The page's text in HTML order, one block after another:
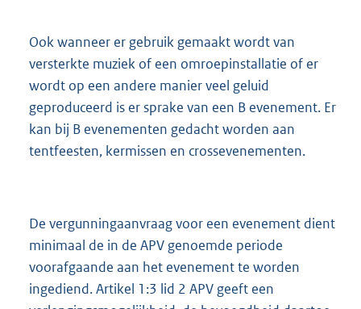
Ook wanneer er gebruik gemaakt wordt van
versterkte muziek of een omroepinstallatie of er
wordt op een andere manier veel geluid
geproduceerd is er sprake van een B evenement. Er
kan bij B evenementen gedacht worden aan
tentfeesten, kermissen en crossevenementen.
De vergunningaanvraag voor een evenement dient
minimaal de in de APV genoemde periode
voorafgaande aan het evenement te worden
ingediend. Artikel 1:3 lid 2 APV geeft een